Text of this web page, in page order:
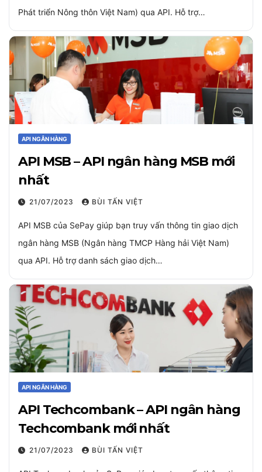
Phát triển Nông thôn Việt Nam) qua API. Hỗ trợ…
API NGÂN HÀNG
API MSB – API ngân hàng MSB mới
nhất
21/07/2023 BÙI TẤN VIỆT
API MSB của SePay giúp bạn truy vấn thông tin giao dịch
ngân hàng MSB (Ngân hàng TMCP Hàng hải Việt Nam)
qua API. Hỗ trợ danh sách giao dịch…
API NGÂN HÀNG
API Techcombank – API ngân hàng
Techcombank mới nhất
21/07/2023 BÙI TẤN VIỆT